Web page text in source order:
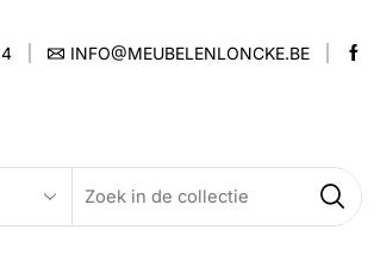
INFO@MEUBELENLONCKE.BE